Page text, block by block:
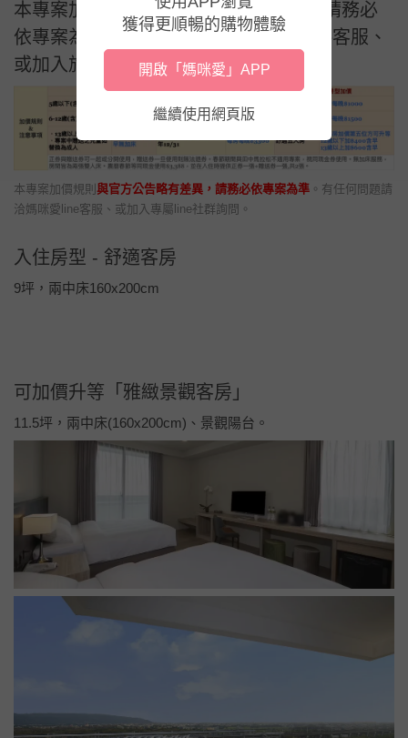
飯店免費停車時段：招待入住當日中午12點到退房當日12點。
歡樂室使用時段為：入住當日下午兩點至退房日當日下午一點，但仍會因
一晚間至每週二上午進行清消，亦會視現場情況加強清消次數，如有不便
敬請見諒。）。
本專案加價規則與官方公告略有差異，請務必
洽媽咪愛line客服、或加入專屬line社群詢問。
入住房型 - 舒適客房
9坪，兩中床160x200cm
獲得更順暢的購物體驗
開啟「媽咪愛」APP
繼續使用網頁版